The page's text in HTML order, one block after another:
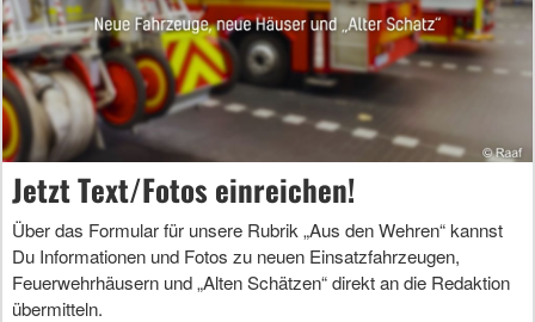
Jetzt Text/Fotos einreichen!
Über das Formular für unsere Rubrik „Aus den Wehren“ kannst
Du Informationen und Fotos zu neuen Einsatzfahrzeugen,
Feuerwehrhäusern und „Alten Schätzen“ direkt an die Redaktion
übermitteln.